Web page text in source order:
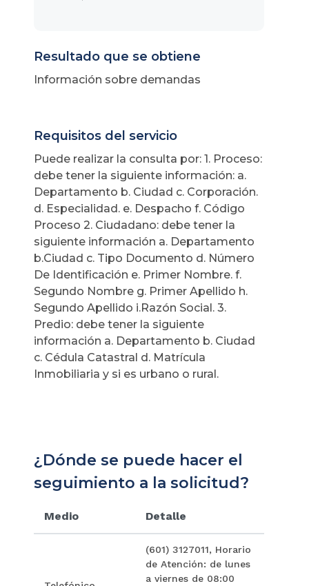
Resultado que se obtiene
Información sobre demandas
Requisitos del servicio
Puede realizar la consulta por: 1. Proceso:
debe tener la siguiente información: a.
Departamento b. Ciudad c. Corporación.
d. Especialidad. e. Despacho f. Código
Proceso 2. Ciudadano: debe tener la
siguiente información a. Departamento
b.Ciudad c. Tipo Documento d. Número
De Identificación e. Primer Nombre. f.
Segundo Nombre g. Primer Apellido h.
Segundo Apellido i.Razón Social. 3.
Predio: debe tener la siguiente
información a. Departamento b. Ciudad
c. Cédula Catastral d. Matrícula
Inmobiliaria y si es urbano o rural.
¿Dónde se puede hacer el
seguimiento a la solicitud?
Medio Detalle
(601) 3127011, Horario
de Atención: de lunes
a viernes de 08:00